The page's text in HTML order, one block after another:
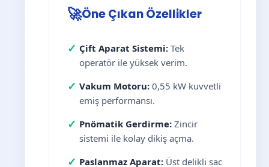
🚀Öne Çıkan Özellikler
✓ Çift Aparat Sistemi: Tek
operatör ile yüksek verim.
✓ Vakum Motoru: 0,55 kW kuvvetli
emiş performansı.
✓ Pnömatik Gerdirme: Zincir
sistemi ile kolay dikiş açma.
✓ Paslanmaz Aparat: Üst delikli sac